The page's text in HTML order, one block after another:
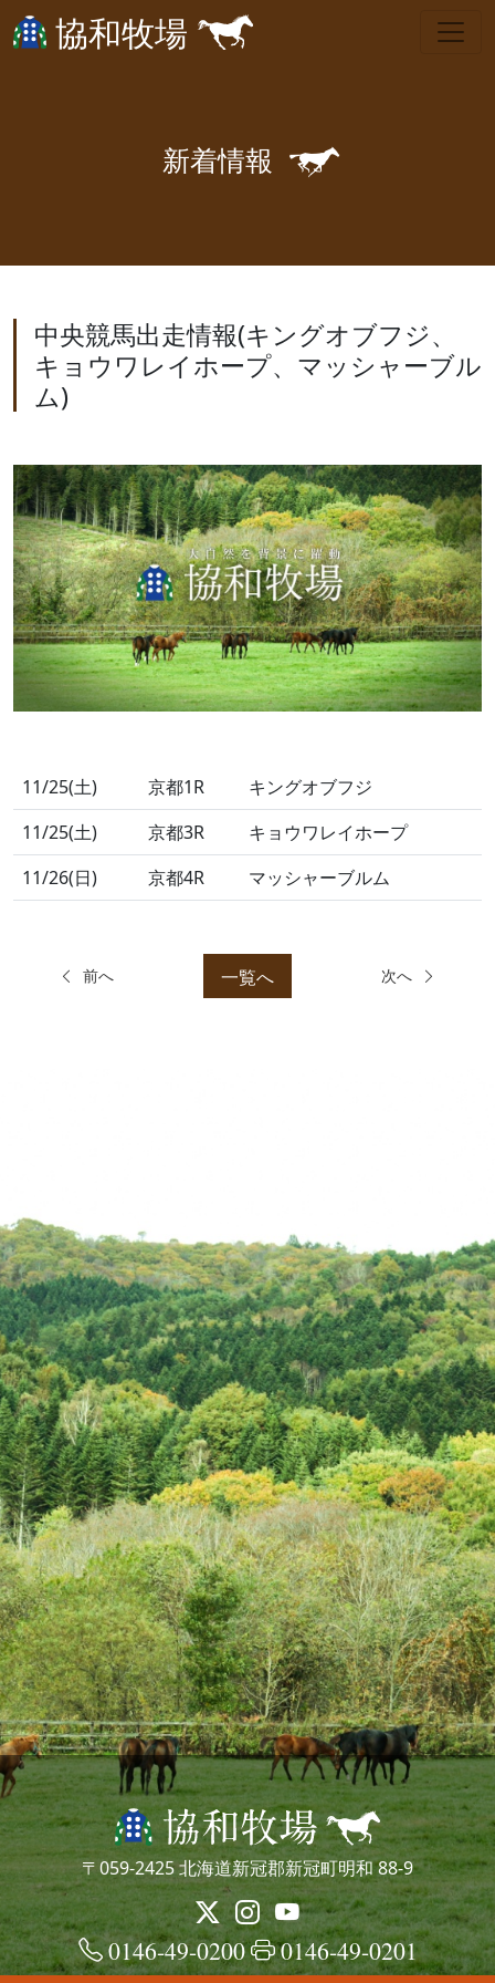
協和牧場
新着情報 🐎
中央競馬出走情報(キングオブフジ、
キョウワレイホープ、マッシャーブル
ム)
11/25(土) 京都1R
キングオブフジ
11/25(土)
京都3R
キョウワレイホープ
11/26(日)
京都4R マッシャーブルム
前へ 一覧へ 次へ
〒059-2425 北海道新冠郡新冠町明和 88-9
0146-49-0200 0146-49-0201